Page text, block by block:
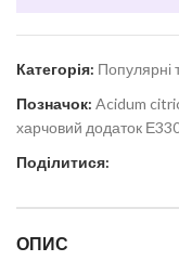
Категорія: Популярні
Позначок: Acidum
харчовий додаток
Поділитися:
ОПИС